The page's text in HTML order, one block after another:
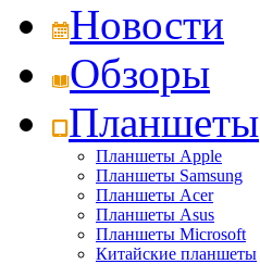
Новости
Обзоры
Планшеты
Планшеты Apple
Планшеты Samsung
Планшеты Acer
Планшеты Asus
Планшеты Microsoft
Китайские планшеты